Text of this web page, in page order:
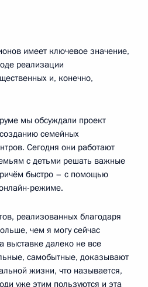
имеет ключевое значение,
реализации
и, конечно,
мы обсуждали проект
семейных
Сегодня они работают
с детьми решать важные
быстро – с помощью
режиме.
реализованных благодаря
чем я могу сейчас
выставке далеко не все
самобытные, доказывают
жизни, что называется,
уже этим пользуются и эта